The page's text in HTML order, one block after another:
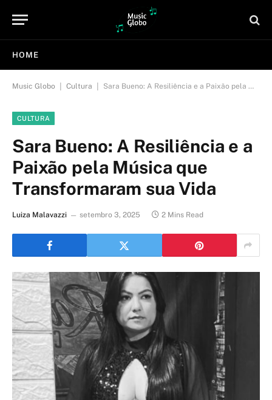
HOME
Music Globo Cultura Sara Bueno: A Resiliência e a Paixão pela Música que Transformaram sua Vida
CULTURA
Sara Bueno: A Resiliência e a
Paixão pela Música que
Transformaram sua Vida
Luiza Malavazzi setembro 3, 2025 2 Mins Read